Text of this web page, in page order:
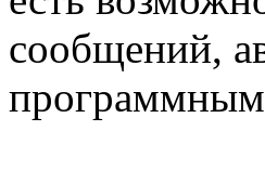
сообщений,